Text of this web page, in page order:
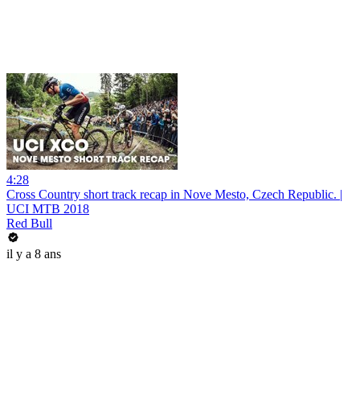
4:28
Cross Country short track recap in Nove Mesto, Czech Republic. |
UCI MTB 2018
Red Bull
il y a 8 ans